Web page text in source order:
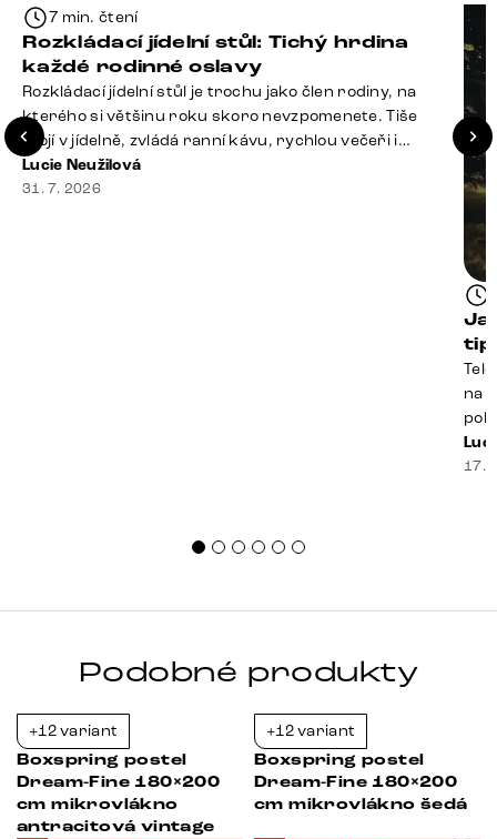
7 min. čtení
Rozkládací jídelní stůl: Tichý hrdina
každé rodinné oslavy
Rozkládací jídelní stůl je trochu jako člen rodiny, na
kterého si většinu roku skoro nevzpomenete. Tiše
stojí v jídelně, zvládá ranní kávu, rychlou večeři i
hromadu dopisů, které je potřeba „někdy vyřídit“. Pak
ale přijdou Vánoce, narozeniny nebo zpráva: „Stavíme
Lucie Neužilová
31. 7. 2026
na
17.
Podobné produkty
+12 variant
Boxspring postel
Dream-Fine 180×200
cm mikrovlákno
antracitová vintage
+12 variant
Boxspring postel
Dream-Fine 180×200
cm mikrovlákno šedá